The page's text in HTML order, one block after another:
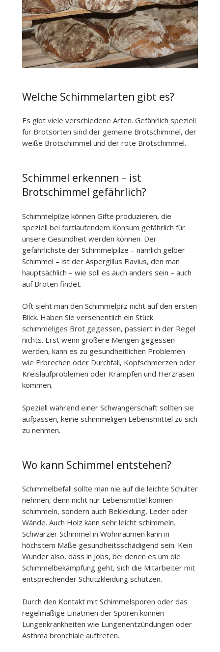
Welche Schimmelarten gibt es?
Es gibt viele verschiedene Arten. Gefährlich speziell
für Brotsorten sind der gemeine Brotschimmel, der
weiße Brotschimmel und der rote Brotschimmel.
Schimmel erkennen – ist
Brotschimmel gefährlich?
Schimmelpilze können Gifte produzieren, die
speziell bei fortlaufendem Konsum gefährlich für
unsere Gesundheit werden können. Der
gefährlichste der Schimmelpilze – nämlich gelber
Schimmel – ist der Aspergillus Flavius, den man
hauptsächlich – wie soll es auch anders sein – auch
auf Broten findet.
Oft sieht man den Schimmelpilz nicht auf den ersten
Blick. Haben Sie versehentlich ein Stück
schimmeliges Brot gegessen, passiert in der Regel
nichts. Erst wenn größere Mengen gegessen
werden, kann es zu gesundheitlichen Problemen
wie Erbrechen oder Durchfall, Kopfschmerzen oder
Kreislaufproblemen oder Krämpfen und Herzrasen
kommen.
Speziell während einer Schwangerschaft sollten sie
aufpassen, keine schimmeligen Lebensmittel zu sich
zu nehmen.
Wo kann Schimmel entstehen?
Schimmelbefall sollte man nie auf die leichte Schulter
nehmen, denn nicht nur Lebensmittel können
schimmeln, sondern auch Bekleidung, Leder oder
Wände. Auch Holz kann sehr leicht schimmeln.
Schwarzer Schimmel in Wohnräumen kann in
höchstem Maße gesundheitsschädigend sein. Kein
Wunder also, dass in Jobs, bei denen es um die
Schimmelbekämpfung geht, sich die Mitarbeiter mit
entsprechender Schutzkleidung schützen.
Durch den Kontakt mit Schimmelsporen oder das
regelmäßige Einatmen der Sporen können
Lungenkrankheiten wie Lungenentzündungen oder
Asthma bronchiale auftreten.